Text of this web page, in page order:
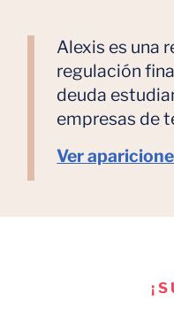
Alexis es una
regulación
deuda
empresas de
Ver